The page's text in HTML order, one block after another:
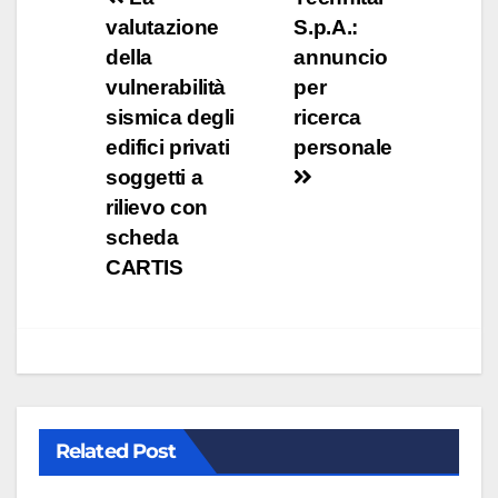
S.p.A.:
annuncio
per
ricerca
personale
valutazione
della
vulnerabilità
sismica degli
edifici privati
soggetti a
rilievo con
scheda
CARTIS
Related Post